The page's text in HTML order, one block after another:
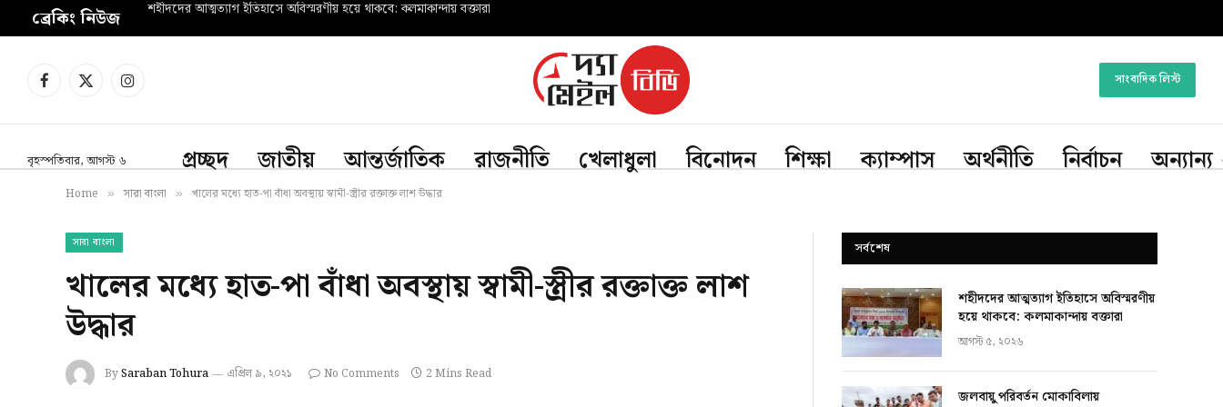
ব্রেকিং নিউজ শহীদদের আত্মত্যাগ ইতিহাসে অবিস্মরণীয় হয়ে থাকবে: কলমাকান্দায় বক্তারা
Facebook
X
Instagram সাংবাদিক লিস্ট
বৃহস্পতিবার, আগস্ট ৬ প্রচ্ছদ জাতীয় আন্তর্জাতিক রাজনীতি খেলাধুলা বিনোদন শিক্ষা ক্যাম্পাস অর্থনীতি নির্বাচন অন্যান্য
Home » সারা বাংলা » খালের মধ্যে হাত-পা বাঁধা অবস্থায় স্বামী-স্ত্রীর রক্তাক্ত লাশ উদ্ধার
সারা বাংলা
খালের মধ্যে হাত-পা বাঁধা অবস্থায় স্বামী-স্ত্রীর রক্তাক্ত লাশ
উদ্ধার
BySaraban Tohura এপ্রিল ৯, ২০২১ No Comments 2 Mins Read
সর্বশেষ
শহীদদের আত্মত্যাগ ইতিহাসে অবিস্মরণীয়
হয়ে থাকবে: কলমাকান্দায় বক্তারা
আগস্ট ৫, ২০২৬
জলবায়ু পরিবর্তন মোকাবিলায়